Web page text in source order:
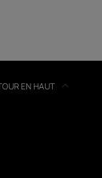
EN HAUT